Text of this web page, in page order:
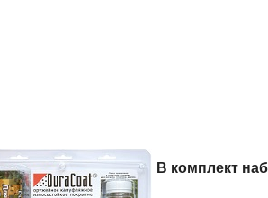
В комплект